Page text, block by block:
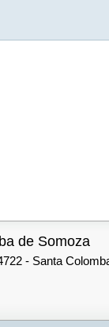
de Somoza
- Santa